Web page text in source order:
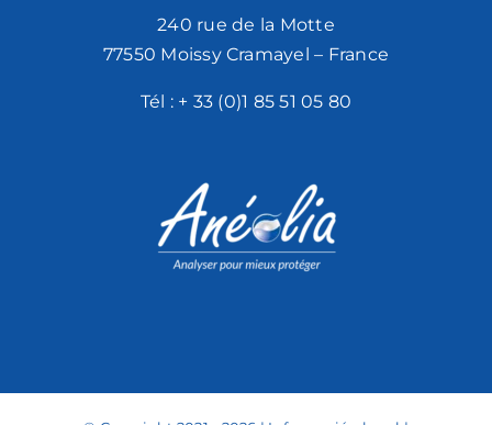
240 rue de la Motte
77550 Moissy Cramayel – France
Tél : + 33 (0)1 85 51 05 80